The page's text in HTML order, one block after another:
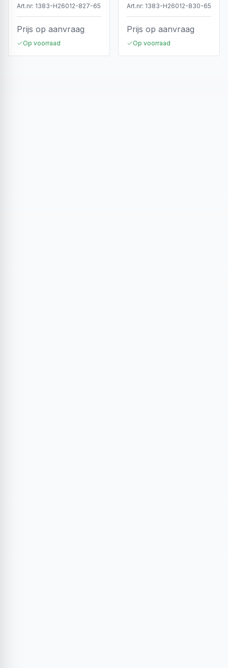
High Voltage, 50 meter,
220V, IP65
Art.nr: 1383-H26012-827-65
Prijs op aanvraag
Op voorraad
High Voltage, 220V,
IP65
Art.nr: 1383-H26012-830-65
Prijs op aanvraag
Op voorraad